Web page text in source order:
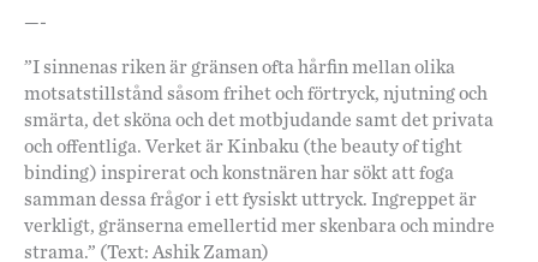
—-
”I sinnenas riken är gränsen ofta hårfin mellan olika
motsatstillstånd såsom frihet och förtryck, njutning och
smärta, det sköna och det motbjudande samt det privata
och offentliga. Verket är Kinbaku (the beauty of tight
binding) inspirerat och konstnären har sökt att foga
samman dessa frågor i ett fysiskt uttryck. Ingreppet är
verkligt, gränserna emellertid mer skenbara och mindre
strama.” (Text: Ashik Zaman)